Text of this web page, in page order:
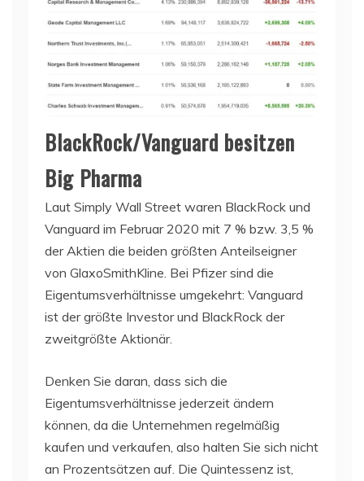
BlackRock/Vanguard besitzen
Big Pharma
Laut Simply Wall Street waren BlackRock und
Vanguard im Februar 2020 mit 7 % bzw. 3,5 %
der Aktien die beiden größten Anteilseigner
von GlaxoSmithKline. Bei Pfizer sind die
Eigentumsverhältnisse umgekehrt: Vanguard
ist der größte Investor und BlackRock der
zweitgrößte Aktionär.
Denken Sie daran, dass sich die
Eigentumsverhältnisse jederzeit ändern
können, da die Unternehmen regelmäßig
kaufen und verkaufen, also halten Sie sich nicht
an Prozentsätzen auf. Die Quintessenz ist,